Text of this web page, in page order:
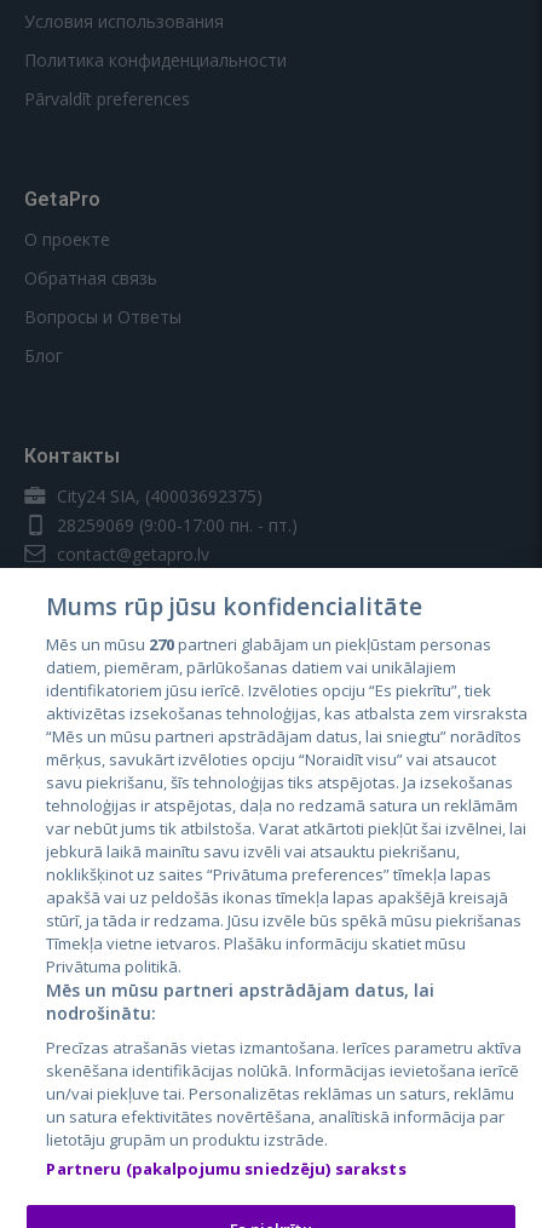
Условия использования
Политика конфиденциальности
Pārvaldīt preferences
GetaPro
О проекте
Обратная связь
Вопросы и Ответы
Блог
Контакты
City24 SIA, (40003692375)
28259069 (9:00-17:00 пн. - пт.)
contact@getapro.lv
Страны
Эстония
Латвия
Литва
City24.lv
City24.ee
GetaPro.lv
GetaPro.ee
Skelbiu.lt
Autoplius.lt
Aruodas.lt
CVbankas.lt
Kainos.lt
Paslaugos.lt
auto24.ee
Osta.ee
KuldneBörs.ee
Mums rūp jūsu konfidencialitāte
Mēs un mūsu 270partneri glabājam un piekļūstam personas
datiem, piemēram, pārlūkošanas datiem vai unikālajiem
identifikatoriem jūsu ierīcē. Izvēloties opciju “Es piekrītu”, tiek
aktivizētas izsekošanas tehnoloģijas, kas atbalsta zem virsraksta
“Mēs un mūsu partneri apstrādājam datus, lai sniegtu” norādītos
mērķus, savukārt izvēloties opciju “Noraidīt visu” vai atsaucot
savu piekrišanu, šīs tehnoloģijas tiks atspējotas. Ja izsekošanas
tehnoloģijas ir atspējotas, daļa no redzamā satura un reklāmām
var nebūt jums tik atbilstoša. Varat atkārtoti piekļūt šai izvēlnei, lai
jebkurā laikā mainītu savu izvēli vai atsauktu piekrišanu,
noklikšķinot uz saites “Privātuma preferences” tīmekļa lapas
apakšā vai uz peldošās ikonas tīmekļa lapas apakšējā kreisajā
stūrī, ja tāda ir redzama. Jūsu izvēle būs spēkā mūsu piekrišanas
Tīmekļa vietne ietvaros. Plašāku informāciju skatiet mūsu
Privātuma politikā.
Mēs un mūsu partneri apstrādājam datus, lai
nodrošinātu:
Precīzas atrašanās vietas izmantošana. Ierīces parametru aktīva
skenēšana identifikācijas nolūkā. Informācijas ievietošana ierīcē
un/vai piekļuve tai. Personalizētas reklāmas un saturs, reklāmu
un satura efektivitātes novērtēšana, analītiskā informācija par
lietotāju grupām un produktu izstrāde.
Partneru (pakalpojumu sniedzēju) saraksts